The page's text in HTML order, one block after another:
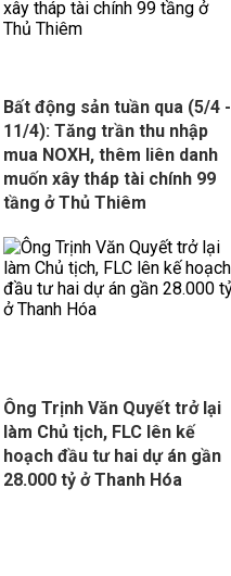
Bất động sản tuần qua (5/4 -
11/4): Tăng trần thu nhập
mua NOXH, thêm liên danh
muốn xây tháp tài chính 99
tầng ở Thủ Thiêm
Ông Trịnh Văn Quyết trở lại
làm Chủ tịch, FLC lên kế
hoạch đầu tư hai dự án gần
28.000 tỷ ở Thanh Hóa